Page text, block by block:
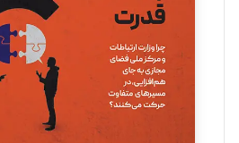
تحریریه
ملینا جعفری
تحریریه